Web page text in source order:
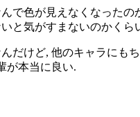
で色が見えなくなった
と気がすまないのかく
だけど, 他のキャラにも
が本当に良い.